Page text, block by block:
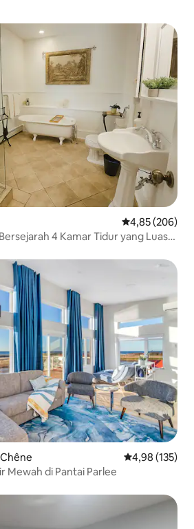
Nilai rata-rata
4,85 (206)
4 Kamar Tidur yang Luas
Nilai rata-rata
4,98 (135)
Mewah di Pantai Parlee